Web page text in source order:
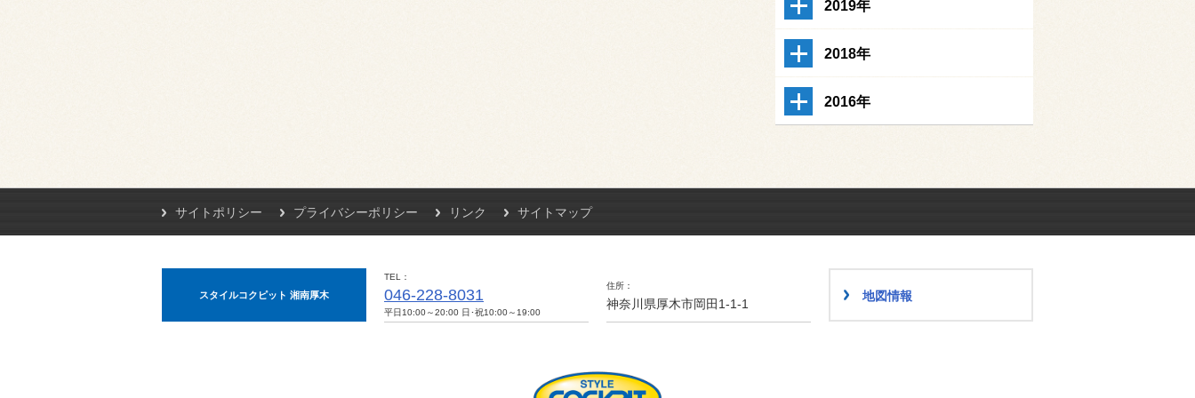
2019年
2018年
2016年
サイトポリシー プライバシーポリシー リンク サイトマップ
スタイルコクピット 湘南厚木
TEL
046-228-8031
平日10:00～20:00 日･祝10:00～19:00
住所
神奈川県厚木市岡田1-1-1
地図情報